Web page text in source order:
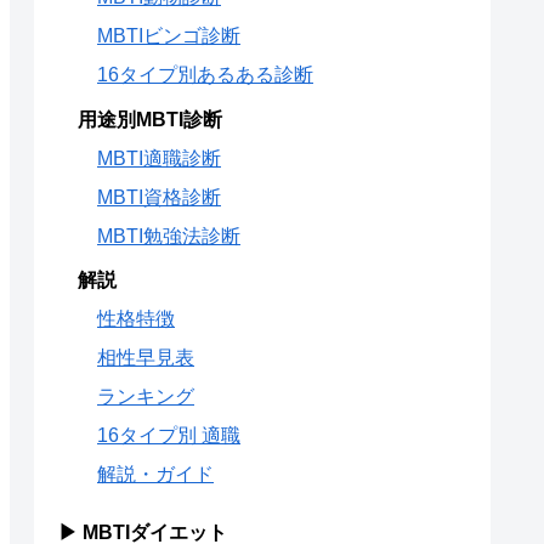
MBTIビンゴ診断
16タイプ別あるある診断
用途別MBTI診断
MBTI適職診断
MBTI資格診断
MBTI勉強法診断
解説
性格特徴
相性早見表
ランキング
16タイプ別 適職
解説・ガイド
▶ MBTIダイエット